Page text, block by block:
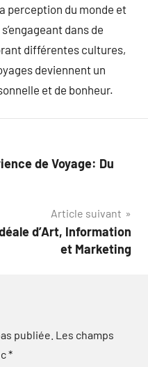
perception du monde et
dans de
différentes cultures,
deviennent un
et de bonheur.
de Voyage: Du
Article suivant
d’Art, Information
et Marketing
publiée. Les champs
*